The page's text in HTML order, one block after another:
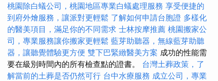
桃園除白蟻公司，桃園地區專業白蟻處理服務 享受便捷的
到府外燴服務，讓派對更輕鬆 了解如何申請台胞證 多樣化
的醫美項目，滿足你的不同需求 士林按摩推薦 桃園搬家公
司，專業服務讓你搬家更輕鬆 藍芽助聽器，無線藍芽助聽
器，讓聽覺體驗更方便 雙下巴緊緻醫美方案 成功的性能需
要在級別時間內的所有檢查點的證書。 台灣土葬政策，了
解當前的土葬是否仍然可行 台中水療服務 成立公司，專業